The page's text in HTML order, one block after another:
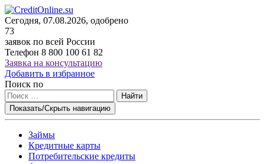
Сегодня, 07.08.2026, одобрено
73
заявок по всей России
Телефон 8 800 100 61 82
Заявка на консультацию
Добавить в избранное
Поиск по
Найти
Показать/Скрыть навигацию
Займы
Кредитные карты
Потребительские кредиты